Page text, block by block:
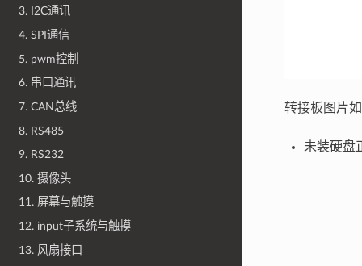
3. I2C通讯
4. SPI通信
5. pwm控制
6. 串口通讯
7. CAN总线
8. RS485
9. RS232
10. 摄像头
11. 屏幕与触摸
12. input子系统与触摸
13. 风扇接口
转接板图片
未装硬盘